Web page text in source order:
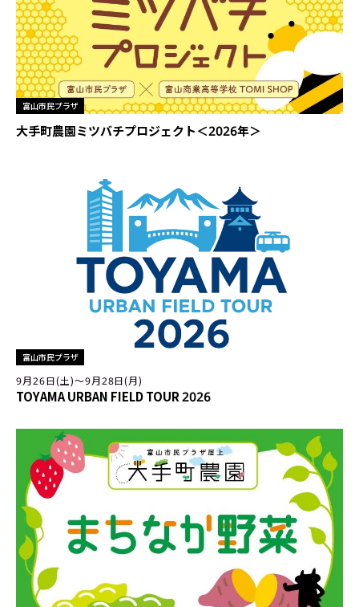
富山市民プラザ
大手町農園ミツバチプロジェクト＜2026年＞
富山市民プラザ
9月26日(土)〜9月28日(月)
TOYAMA URBAN FIELD TOUR 2026